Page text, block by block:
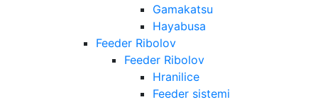
Gamakatsu
Hayabusa
Feeder Ribolov
Feeder Ribolov
Hranilice
Feeder sistemi